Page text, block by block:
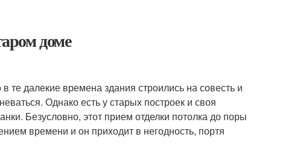
доме
далекие времена здания строились на совесть и
Однако есть у старых построек и своя
Безусловно, этот прием отделки потолка до поры
времени и он приходит в негодность, портя